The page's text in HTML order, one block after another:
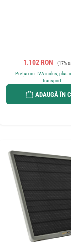
Preț de vânzare:
1.102 RON Preț
(17%
Prețuri cu TVA inclus, plus
transport
ADAUGĂ ÎN